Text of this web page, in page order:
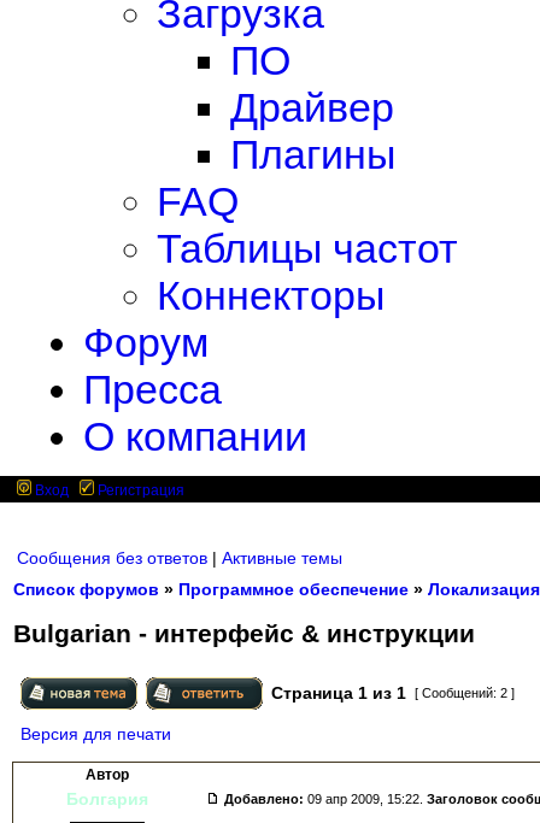
Загрузка
ПО
Драйвер
Плагины
FAQ
Таблицы частот
Коннекторы
Форум
Пресса
О компании
Вход Регистрация
Сообщения без ответов | Активные темы
Список форумов » Программное обеспечение » Локализация
Bulgarian - интерфейс & инструкции
Страница 1 из 1 [ Сообщений: 2 ]
Версия для печати
Автор
Болгария Добавлено: 09 апр 2009, 15:22. Заголовок